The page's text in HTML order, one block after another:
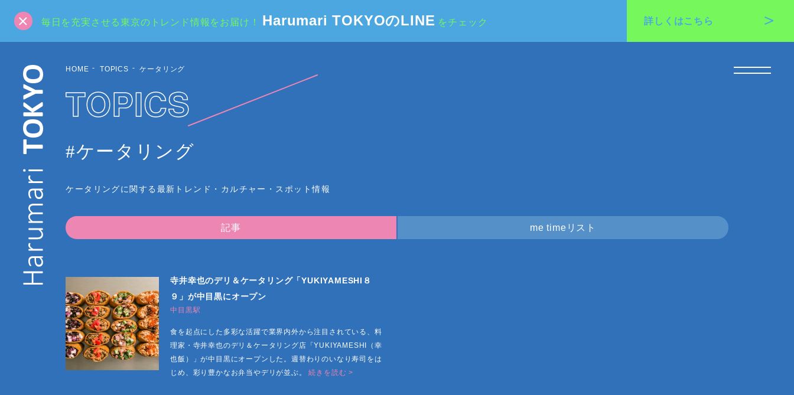
毎日を充実させる東京のトレンド情報をお届け！ Harumari TOKYOのLINE をチェック 詳しくはこちら
HOME TOPICS ケータリング
TOPICS
#ケータリング
ケータリングに関する最新トレンド・カルチャー・スポット情報
記事 me timeリスト
寺井幸也のデリ＆ケータリング「YUKIYAMESHI８
９」が中目黒にオープン
中目黒駅
食を起点にした多彩な活躍で業界内外から注目されている、料
理家・寺井幸也のデリ＆ケータリング店「YUKIYAMESHI（幸
也飯）」が中目黒にオープンした。週替わりのいなり寿司をは
じめ、彩り豊かなお弁当やデリが並ぶ。続きを読む >